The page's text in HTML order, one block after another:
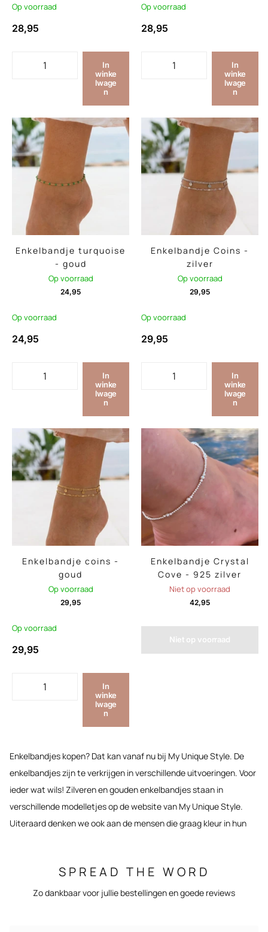
Op voorraad
28,95
In
winke
lwage
n
Op voorraad
28,95
In
winke
lwage
n
Enkelbandje turquoise
- goud
Op voorraad
24,95
Op voorraad
24,95
In
winke
lwage
n
Enkelbandje Coins -
zilver
Op voorraad
29,95
Op voorraad
29,95
In
winke
lwage
n
Enkelbandje coins -
goud
Op voorraad
29,95
Op voorraad
29,95
In
winke
lwage
n
Enkelbandje Crystal
Cove - 925 zilver
Niet op voorraad
42,95
Niet op voorraad
Enkelbandjes kopen? Dat kan vanaf nu bij My Unique Style. De
enkelbandjes zijn te verkrijgen in verschillende uitvoeringen. Voor
ieder wat wils! Zilveren en gouden enkelbandjes staan in
verschillende modelletjes op de website van My Unique Style.
Uiteraard denken we ook aan de mensen die graag kleur in hun
enkelbandjes goud, dus jij kunt jouw nieuwe
enkelbandje compleet afstemmen op al je andere juweeltjes.
SPREAD THE WORD
Zo dankbaar voor jullie bestellingen en goede reviews